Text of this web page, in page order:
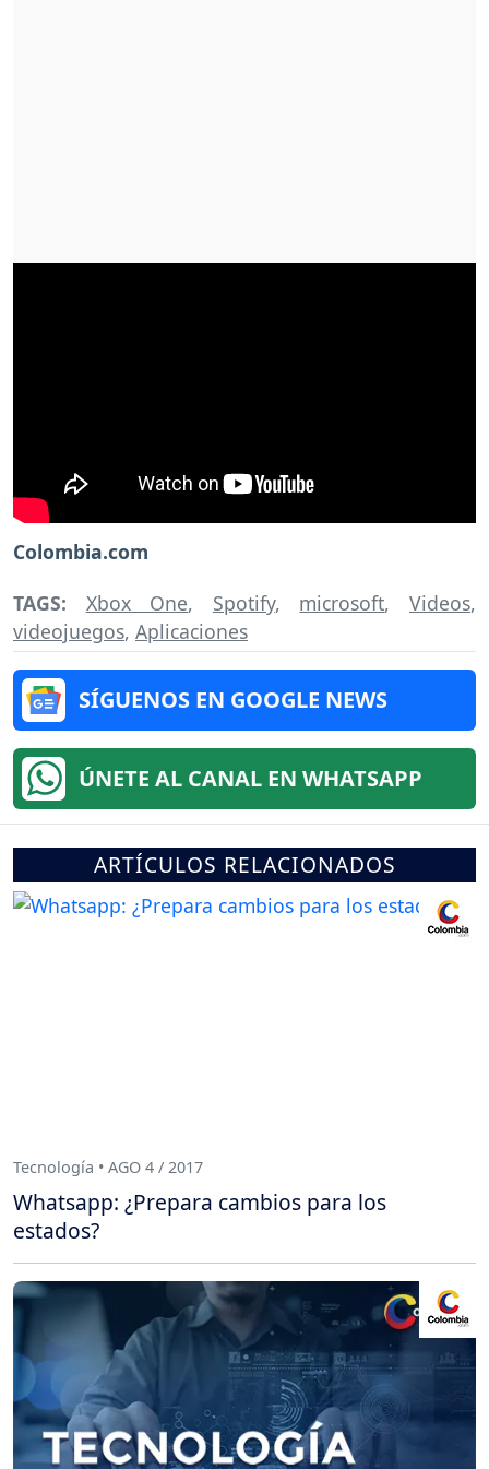
Colombia.com
TAGS: Xbox One, Spotify, microsoft,Videos,
videojuegos, Aplicaciones
SÍGUENOS EN GOOGLE NEWS
ÚNETE AL CANAL EN WHATSAPP
ARTÍCULOS RELACIONADOS
Tecnología • AGO 4 / 2017
Whatsapp: ¿Prepara cambios para los
estados?